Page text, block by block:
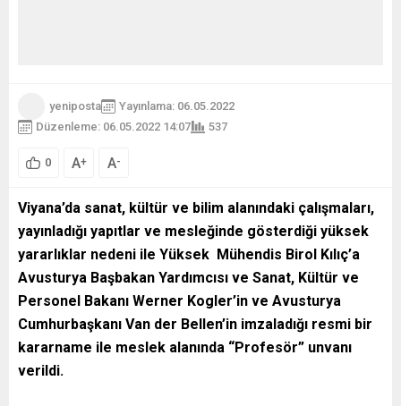
yeniposta
Yayınlama: 06.05.2022
Düzenleme: 06.05.2022 14:07
537
0 A+ A-
Viyana’da sanat, kültür ve bilim alanındaki çalışmaları,
yayınladığı yapıtlar ve mesleğinde gösterdiği yüksek
yararlıklar nedeni ile Yüksek Mühendis Birol Kılıç’a
Avusturya Başbakan Yardımcısı ve Sanat, Kültür ve
Personel Bakanı Werner Kogler’in ve Avusturya
Cumhurbaşkanı Van der Bellen’in imzaladığı resmi bir
kararname ile meslek alanında “Profesör” unvanı
verildi.